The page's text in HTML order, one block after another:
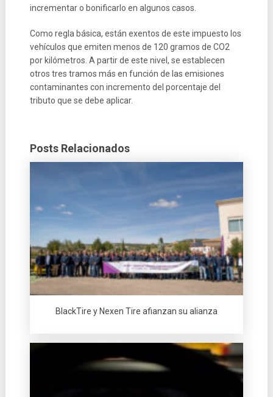
incrementar o bonificarlo en algunos casos.
Como regla básica, están exentos de este impuesto los
vehículos que emiten menos de 120 gramos de CO2
por kilómetros. A partir de este nivel, se establecen
otros tres tramos más en función de las emisiones
contaminantes con incremento del porcentaje del
tributo que se debe aplicar.
Posts Relacionados
BlackTire y Nexen Tire afianzan su alianza